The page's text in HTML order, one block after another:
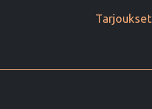
Tarjoukset